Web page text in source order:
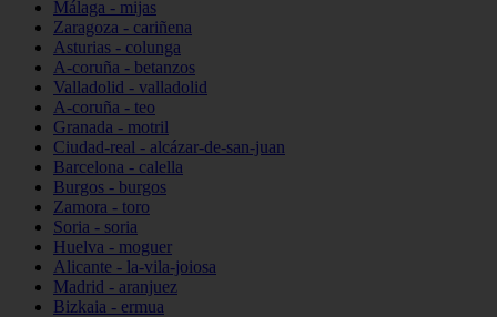
Málaga - mijas
Zaragoza - cariñena
Asturias - colunga
A-coruña - betanzos
Valladolid - valladolid
A-coruña - teo
Granada - motril
Ciudad-real - alcázar-de-san-juan
Barcelona - calella
Burgos - burgos
Zamora - toro
Soria - soria
Huelva - moguer
Alicante - la-vila-joiosa
Madrid - aranjuez
Bizkaia - ermua